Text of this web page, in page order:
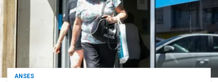
ANSES